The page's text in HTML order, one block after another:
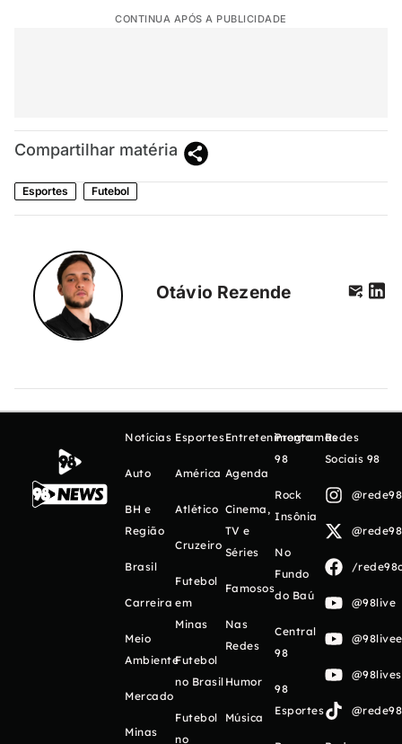
CONTINUA APÓS A PUBLICIDADE
Compartilhar matéria
Esportes Futebol
Otávio Rezende
Notícias
Auto
BH e
Região
Brasil
Carreira
Meio
Ambiente
Mercado
Minas
Esportes
América
Atlético
Cruzeiro
Futebol
em
Minas
Futebol
no Brasil
Futebol
no
Entretenimento
Agenda
Cinema,
TV e
Séries
Famosos
Nas
Redes
Humor
Música
Programas
98
Rock
Insônia
No
Fundo
do Baú
Central
98
98
Esportes
Redes
Sociais 98
/
@98live